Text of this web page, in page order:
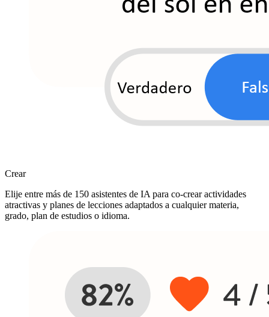
Crear
Elije entre más de 150 asistentes de IA para co-crear actividades
atractivas y planes de lecciones adaptados a cualquier materia,
grado, plan de estudios o idioma.